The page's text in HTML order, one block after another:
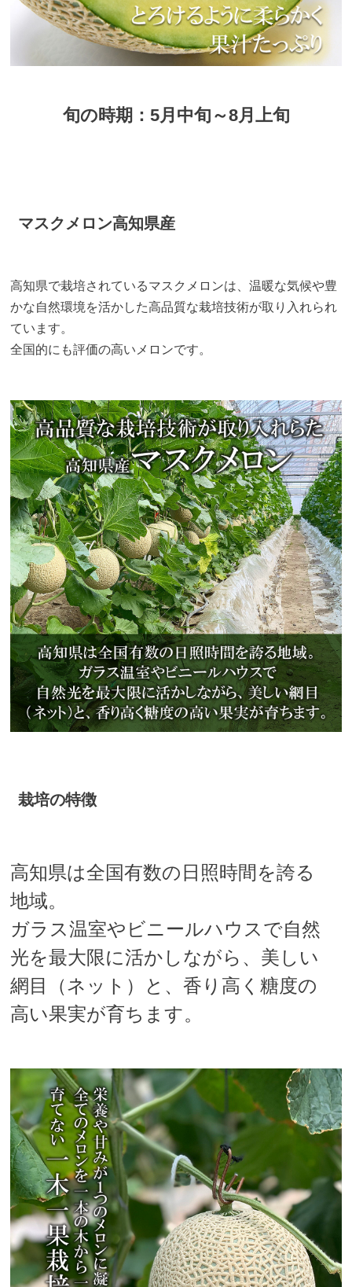
旬の時期：5月中旬～8月上旬
マスクメロン高知県産
高知県で栽培されているマスクメロンは、温暖な気候や豊
かな自然環境を活かした高品質な栽培技術が取り入れられ
ています。
全国的にも評価の高いメロンです。
栽培の特徴
高知県は全国有数の日照時間を誇る
地域。
ガラス温室やビニールハウスで自然
光を最大限に活かしながら、美しい
網目（ネット）と、香り高く糖度の
高い果実が育ちます。